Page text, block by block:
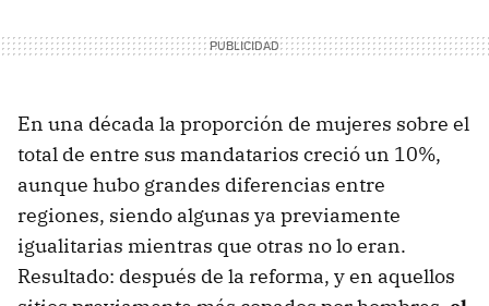
En una década la proporción de mujeres sobre el
total de entre sus mandatarios creció un 10%,
aunque hubo grandes diferencias entre
regiones, siendo algunas ya previamente
igualitarias mientras que otras no lo eran.
Resultado: después de la reforma, y en aquellos